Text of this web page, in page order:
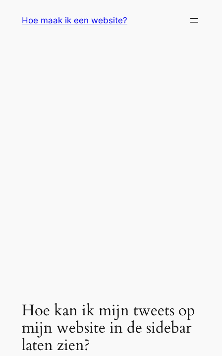
Hoe maak ik een website?
Hoe kan ik mijn tweets op
mijn website in de sidebar
laten zien?